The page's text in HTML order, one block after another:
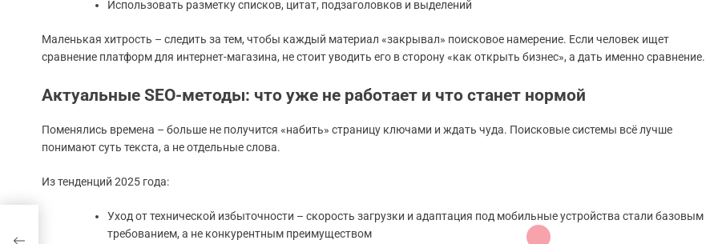
Использовать разметку списков, цитат, подзаголовков и выделений
Маленькая хитрость – следить за тем, чтобы каждый материал «закрывал» поисковое намерение. Если человек ищет
сравнение платформ для интернет-магазина, не стоит уводить его в сторону «как открыть бизнес», а дать именно сравнение.
Актуальные SEO-методы: что уже не работает и что станет нормой
Поменялись времена – больше не получится «набить» страницу ключами и ждать чуда. Поисковые системы всё лучше
понимают суть текста, а не отдельные слова.
Из тенденций 2025 года:
Уход от технической избыточности – скорость загрузки и адаптация под мобильные устройства стали базовым
требованием, а не конкурентным преимуществом